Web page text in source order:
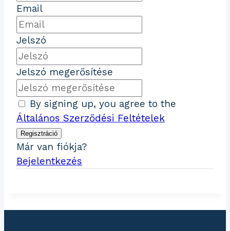
Email
Jelszó
Jelszó megerősítése
By signing up, you agree to the
Általános Szerződési Feltételek
Regisztráció
Már van fiókja?
Bejelentkezés